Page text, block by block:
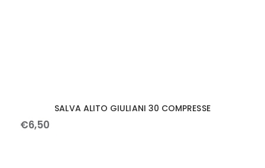
SALVA ALITO GIULIANI 30 COMPRESSE
€6,50